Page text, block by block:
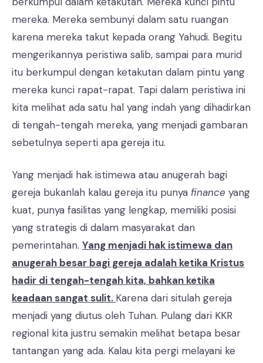
mereka. Mereka sembunyi dalam satu ruangan
karena mereka takut kepada orang Yahudi. Begitu
mengerikannya peristiwa salib, sampai para murid
itu berkumpul dengan ketakutan dalam pintu yang
mereka kunci rapat-rapat. Tapi dalam peristiwa ini
kita melihat ada satu hal yang indah yang dihadirkan
di tengah-tengah mereka, yang menjadi gambaran
sebetulnya seperti apa gereja itu.
Yang menjadi hak istimewa atau anugerah bagi
gereja bukanlah kalau gereja itu punya finance yang
kuat, punya fasilitas yang lengkap, memiliki posisi
yang strategis di dalam masyarakat dan
pemerintahan. Yang menjadi hak istimewa dan
anugerah besar bagi gereja adalah ketika Kristus
hadir di tengah-tengah kita, bahkan ketika
keadaan sangat sulit. Karena dari situlah gereja
menjadi yang diutus oleh Tuhan. Pulang dari KKR
regional kita justru semakin melihat betapa besar
tantangan yang ada. Kalau kita pergi melayani ke